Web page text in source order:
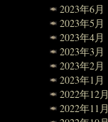
2023年6月
2023年5月
2023年4月
2023年3月
2023年2月
2023年1月
2022年12月
2022年11月